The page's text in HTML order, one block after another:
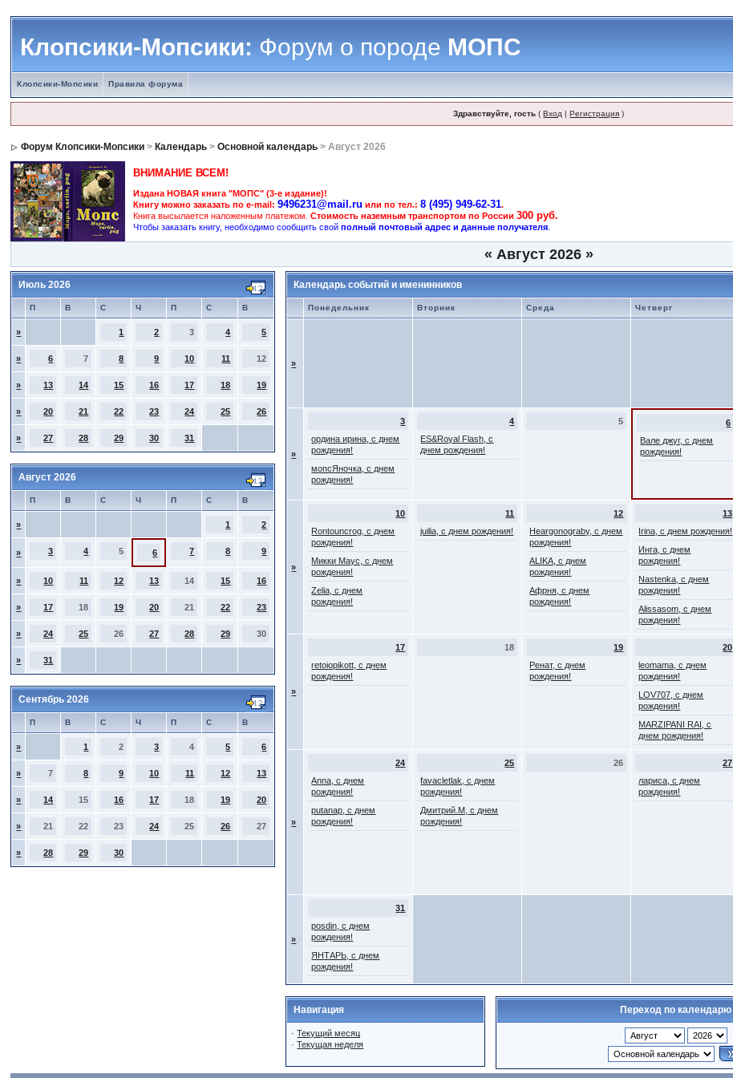
Клопсики-Мопсики:Форум о породеМОПС
Клопсики-Мопсики Правила форума
Здравствуйте, гость (Вход |Регистрация )
Форум Клопсики-Мопсики > Календарь >Основной календарь > Август 2026
ВНИМАНИЕ ВСЕМ!
Издана НОВАЯ книга "МОПС" (3-е издание)!
Книгу можно заказать по e-mail:9496231@mail.ru или по тел.:8 (495) 949-62-31.
Книга высылается наложенным платежом.Стоимость наземным транспортом по России300 руб.
Чтобы заказать книгу, необходимо сообщить свойполный почтовый адрес и данные получателя
« Август 2026 »
Июль 2026
П В С Ч П С В
» 1 2 3 4 5
» 6 7 8 9 10 11 12
» 13 14 15 16 17 18 19
» 20 21 22 23 24 25 26
» 27 28 29 30 31
Август 2026
П В С Ч П С В
» 1 2
» 3 4 5 6 7 8 9
» 10 11 12 13 14 15 16
» 17 18 19 20 21 22 23
» 24 25 26 27 28 29 30
» 31
Сентябрь 2026
П В С Ч П С В
» 1 2 3 4 5 6
» 7 8 9 10 11 12 13
» 14 15 16 17 18 19 20
» 21 22 23 24 25 26 27
» 28 29 30
Календарь событий и именинников
Понедельник Вторник Среда Четверг
»
»
3
ордина ирина, с днем
рождения!
мопсЯночка, с днем
рождения!
4
ES&Royal Flash, с
днем рождения!
5
6
Вале джуг, с днем
рождения!
»
10
Rontouncrog, с днем
рождения!
Микки Маус, с днем
рождения!
Zelia, с днем
рождения!
11
juilia, с днем рождения!
12
Heargonograby, с днем
рождения!
ALIKA, с днем
рождения!
Афрня, с днем
рождения!
13
Irina, с днем рождения!
Инга, с днем
рождения!
Nastenka, с днем
рождения!
Alissasom, с днем
рождения!
»
17
retoiopikott, с днем
рождения!
18
19
Ренат, с днем
рождения!
20
leomama, с днем
рождения!
LOV707, с днем
рождения!
MARZIPANI RAI, с
днем рождения!
»
24
Anna, с днем
рождения!
putanap, с днем
рождения!
25
favacletlak, с днем
рождения!
Дмитрий.М, с днем
рождения!
26
27
лариса, с днем
рождения!
»
31
posdin, с днем
рождения!
ЯНТАРЬ, с днем
рождения!
Навигация
·Текущий месяц
·Текущая неделя
Переход по календарю